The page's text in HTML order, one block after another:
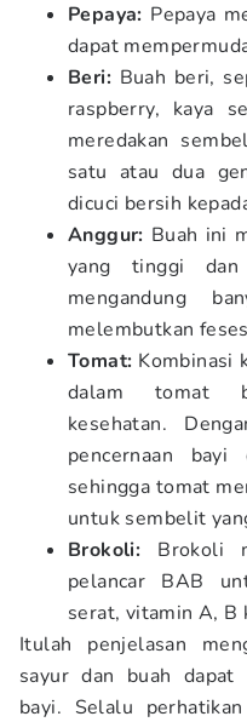
Pepaya: Pepaya
dapat
Beri: Buah beri,
raspberry, kaya
meredakan
satu atau dua
dicuci bersih
Anggur: Buah ini
yang tinggi
mengandung
melembutkan
Tomat: Kombinasi
dalam tomat
kesehatan.
pencernaan
sehingga tomat
untuk sembelit
Brokoli: Brokoli
pelancar BAB
serat, vitamin A, B
Itulah penjelasan
sayur dan buah dapat
bayi. Selalu